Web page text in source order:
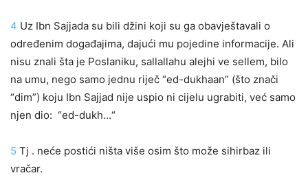
4 Uz Ibn Sajjada su bili džini koji su ga obavještavali o
određenim događajima, dajući mu pojedine informacije. Ali
nisu znali šta je Poslaniku, sallallahu alejhi ve sellem, bilo
na umu, nego samo jednu riječ “ed-dukhaan” (što znači
“dim”) koju Ibn Sajjad nije uspio ni cijelu ugrabiti, već samo
njen dio: “ed-dukh…“
5 Tj . neće postići ništa više osim što može sihirbaz ili
vračar.